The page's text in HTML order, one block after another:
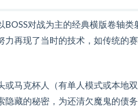
BOSS对战为主的经典横版卷轴
力再现了当时的技术，如传统的
或马克杯人（有单人模式或本地
隐藏的秘密，为还清欠魔鬼的债务